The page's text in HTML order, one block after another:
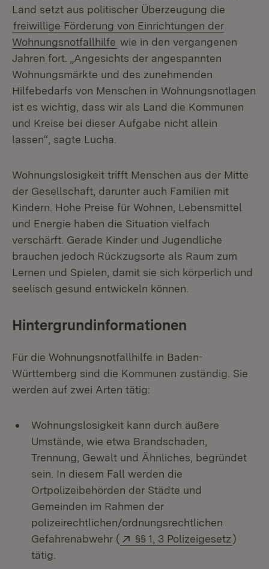
Land setzt aus politischer Überzeugung die
freiwillige Förderung von Einrichtungen der
Wohnungsnotfallhilfe wie in den vergangenen
Jahren fort. „Angesichts der angespannten
Wohnungsmärkte und des zunehmenden
Hilfebedarfs von Menschen in Wohnungsnotlagen
ist es wichtig, dass wir als Land die Kommunen
und Kreise bei dieser Aufgabe nicht allein
lassen“, sagte Lucha.
Wohnungslosigkeit trifft Menschen aus der Mitte
der Gesellschaft, darunter auch Familien mit
Kindern. Hohe Preise für Wohnen, Lebensmittel
und Energie haben die Situation vielfach
verschärft. Gerade Kinder und Jugendliche
brauchen jedoch Rückzugsorte als Raum zum
Lernen und Spielen, damit sie sich körperlich und
seelisch gesund entwickeln können.
Hintergrundinformationen
Für die Wohnungsnotfallhilfe in Baden-
Württemberg sind die Kommunen zuständig. Sie
werden auf zwei Arten tätig:
Wohnungslosigkeit kann durch äußere
Umstände, wie etwa Brandschaden,
Trennung, Gewalt und Ähnliches, begründet
sein. In diesem Fall werden die
Ortpolizeibehörden der Städte und
Gemeinden im Rahmen der
polizeirechtlichen/ordnungsrechtlichen
Gefahrenabwehr (
Extern:
§§ 1, 3 Polizeigesetz(Öffnet
)
tätig.